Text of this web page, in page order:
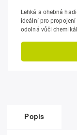
Lehká a ohebná
ideální pro
odolná vůči
Popis